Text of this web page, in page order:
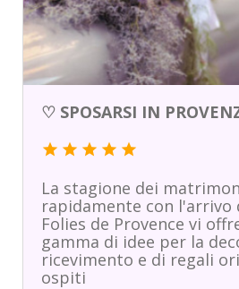
♡ SPOSARSI IN
star star star star star
La stagione dei
rapidamente con l'arrivo
Folies de Provence vi
gamma di idee per la
ricevimento e di regali
ospiti